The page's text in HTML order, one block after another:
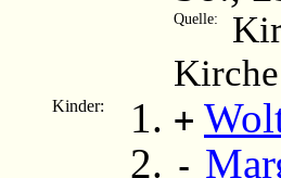
Quelle:
Kinder: +
-